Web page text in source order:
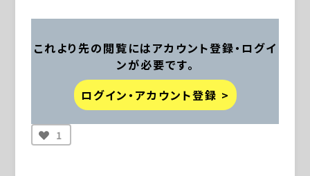
これより先の閲覧にはアカウント登録・ログイ
ンが必要です。
ログイン・アカウント登録 >
1